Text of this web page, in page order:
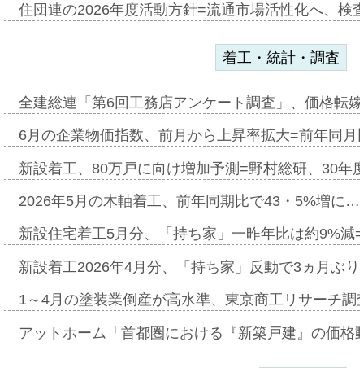
住団連の2026年度活動方針=流通市場活性化へ、検
着工・統計・調査
全建総連「第6回工務店アンケート調査」、価格転
6月の企業物価指数、前月から上昇率拡大=前年同
新設着工、80万戸に向け増加予測=野村総研、30年
2026年5月の木軸着工、前年同期比で43・5%増に…
新設住宅着工5月分、「持ち家」一昨年比は約9%
新設着工2026年4月分、「持ち家」反動で3ヵ月ぶ
1～4月の塗装業倒産が高水準、東京商工リサーチ
アットホーム「首都圏における『新築戸建』の価